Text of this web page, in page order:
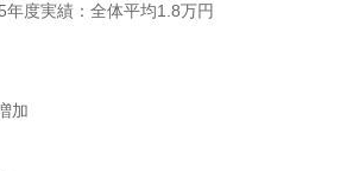
度実績：全体平均1.8万円
加